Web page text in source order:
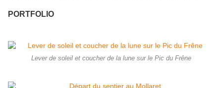
PORTFOLIO
Lever de soleil et coucher de la lune sur le Pic du Frêne